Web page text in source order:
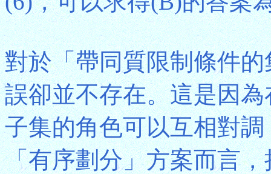
對於「帶同質限制條件
誤卻並不存在。這是因
子集的角色可以互相對
「有序劃分」方案而言